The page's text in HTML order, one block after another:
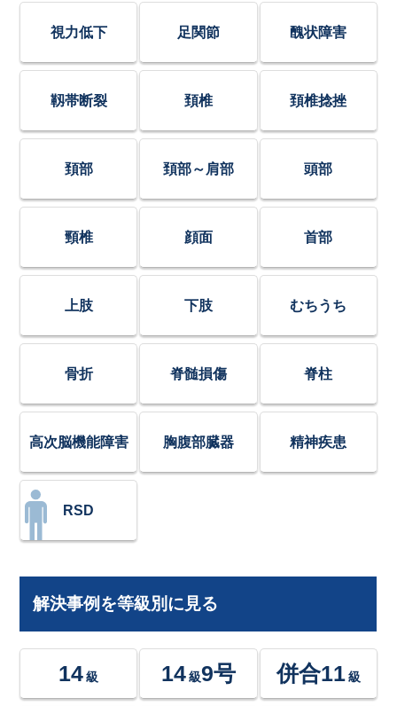
視力低下 足関節 醜状障害
靱帯断裂 頚椎 頚椎捻挫
頚部 頚部～肩部 頭部
頸椎 顔面 首部
上肢 下肢 むちうち
骨折 脊髄損傷 脊柱
高次脳機能障害 胸腹部臓器 精神疾患
RSD
解決事例を等級別に見る
14 級 14級9号 併合11 級